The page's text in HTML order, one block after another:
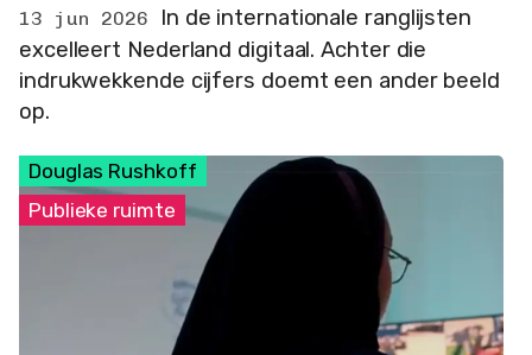
13 jun 2026
In de internationale ranglijsten
excelleert Nederland digitaal. Achter die
indrukwekkende cijfers doemt een ander beeld
op.
Douglas Rushkoff
Publieke ruimte